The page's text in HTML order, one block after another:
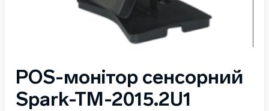
POS-монітор сенсорний
Spark-TM-2015.2U1